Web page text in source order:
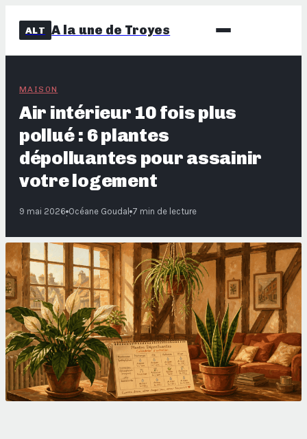
ALT A la une de Troyes
MAISON
Air intérieur 10 fois plus
pollué : 6 plantes
dépolluantes pour assainir
votre logement
9 mai 2026· Océane Goudal · 7 min de lecture